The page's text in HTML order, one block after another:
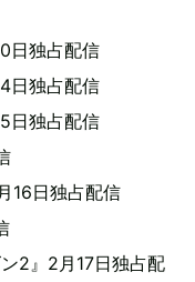
日独占配信
日独占配信
日独占配信
16日独占配信
2』2月17日独占配